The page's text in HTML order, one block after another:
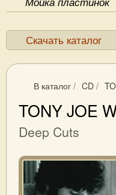
Скачать каталог
В каталог / CD /
TONY JOE
Deep Cuts